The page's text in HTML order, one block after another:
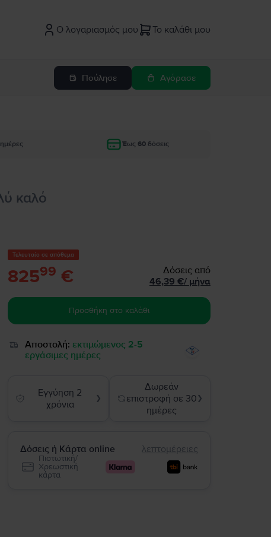
Ο λογαριασμός μου Το καλάθι μου
Πούλησε Αγόρασε
Έως 60 δόσεις
καλό
Τελευταίο σε απόθεμα
82599 €
Δόσεις από
46,39 €/ μήνα
Προσθήκη στο καλάθι
Αποστολή: εκτιμώμενος 2-5
εργάσιμες ημέρες
Εγγύηση 2
χρόνια
❯
Δωρεάν
επιστροφή σε 30
ημέρες
❯
Δόσεις ή Κάρτα online λεπτομέρειες
Πιστωτική/
Χρεωστική
κάρτα